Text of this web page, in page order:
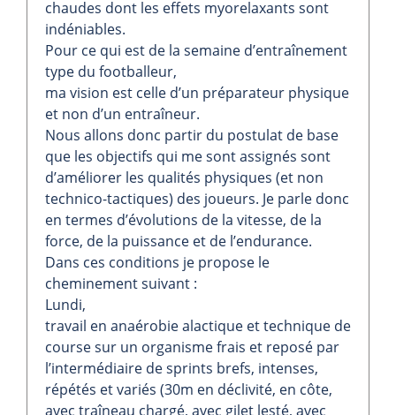
chaudes dont les effets myorelaxants sont
indéniables.
Pour ce qui est de la semaine d’entraînement
type du footballeur,
ma vision est celle d’un préparateur physique
et non d’un entraîneur.
Nous allons donc partir du postulat de base
que les objectifs qui me sont assignés sont
d’améliorer les qualités physiques (et non
technico-tactiques) des joueurs. Je parle donc
en termes d’évolutions de la vitesse, de la
force, de la puissance et de l’endurance.
Dans ces conditions je propose le
cheminement suivant :
Lundi,
travail en anaérobie alactique et technique de
course sur un organisme frais et reposé par
l’intermédiaire de sprints brefs, intenses,
répétés et variés (30m en déclivité, en côte,
avec traîneau chargé, avec gilet lesté, avec